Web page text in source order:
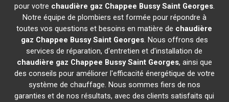
pour votre chaudière gaz Chappee Bussy Saint Georges.
Notre équipe de plombiers est formée pour répondre à
toutes vos questions et besoins en matière de chaudière
gaz Chappee Bussy Saint Georges. Nous offrons des
services de réparation, d'entretien et d'installation de
chaudière gaz Chappee Bussy Saint Georges, ainsi que
des conseils pour améliorer l'efficacité énergétique de votre
système de chauffage. Nous sommes fiers de nos
garanties et de nos résultats, avec des clients satisfaits qui